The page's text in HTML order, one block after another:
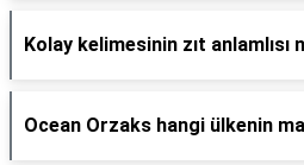
Kolay kelimesinin zıt anlamlısı
Ocean Orzaks hangi ülkenin